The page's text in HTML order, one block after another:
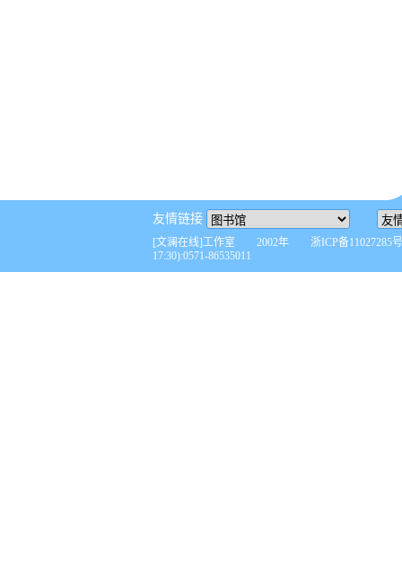
友情链接
[文澜在线]工作室 2002年 浙ICP备11027285
17:30):0571-86535011